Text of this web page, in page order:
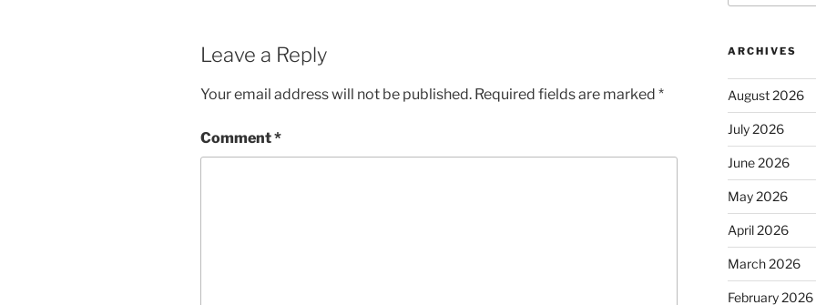
Leave a Reply
Your email address will not be published. Required fields are marked *
Comment*
ARCHIVES
August 2026
July 2026
June 2026
May 2026
April 2026
March 2026
February 2026